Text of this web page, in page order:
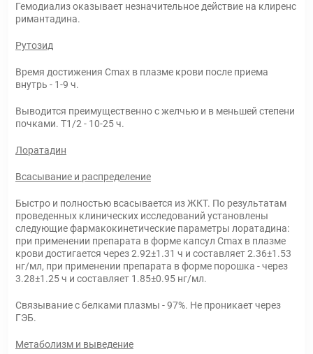
Гемодиализ оказывает незначительное действие на клиренс
римантадина.
Рутозид
Время достижения Cmax в плазме крови после приема
внутрь - 1-9 ч.
Выводится преимущественно с желчью и в меньшей степени
почками. T1/2 - 10-25 ч.
Лоратадин
Всасывание и распределение
Быстро и полностью всасывается из ЖКТ. По результатам
проведенных клинических исследований установлены
следующие фармакокинетические параметры лоратадина:
при применении препарата в форме капсул Cmax в плазме
крови достигается через 2.92±1.31 ч и составляет 2.36±1.53
нг/мл, при применении препарата в форме порошка - через
3.28±1.25 ч и составляет 1.85±0.95 нг/мл.
Связывание с белками плазмы - 97%. Не проникает через
ГЭБ.
Метаболизм и выведение